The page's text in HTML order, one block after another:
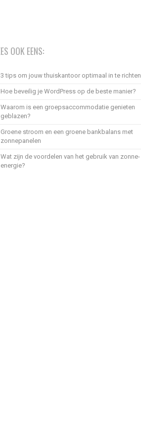
OOK EENS:
3 tips om jouw thuiskantoor optimaal in te richten
Hoe beveilig je WordPress op de beste manier?
Waarom is een groepsaccommodatie genieten
geblazen?
Groene stroom en een groene bankbalans met
zonnepanelen
Wat zijn de voordelen van het gebruik van zonne-
energie?